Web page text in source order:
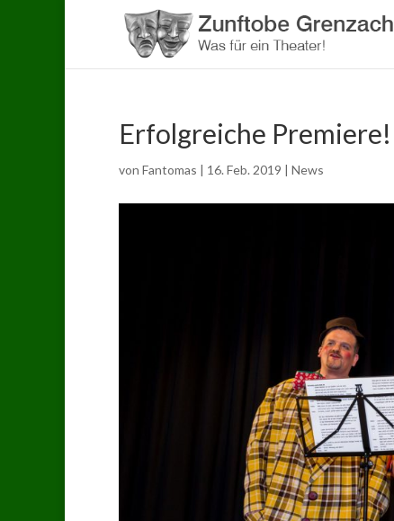
Erfolgreiche Premiere!
von Fantomas | 16. Feb. 2019 | News